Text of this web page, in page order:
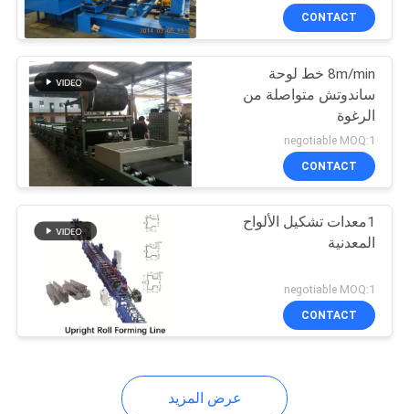
CONTACT
8m/min خط لوحة
ساندوتش متواصلة من
الرغوة
negotiable MOQ:1
CONTACT
1معدات تشكيل الألواح
المعدنية
negotiable MOQ:1
CONTACT
عرض المزيد